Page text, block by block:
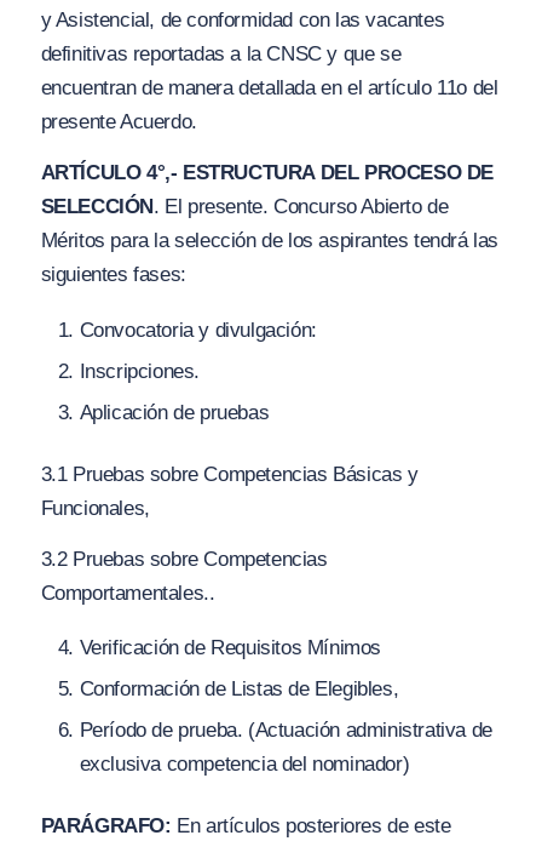
y Asistencial, de conformidad con las vacantes
definitivas reportadas a la CNSC y que se
encuentran de manera detallada en el artículo 11o del
presente Acuerdo.
ARTÍCULO 4°,- ESTRUCTURA DEL PROCESO DE
SELECCIÓN. El presente. Concurso Abierto de
Méritos para la selección de los aspirantes tendrá las
siguientes fases:
Convocatoria y divulgación:
Inscripciones.
Aplicación de pruebas
3.1 Pruebas sobre Competencias Básicas y
Funcionales,
3.2 Pruebas sobre Competencias
Comportamentales..
Verificación de Requisitos Mínimos
Conformación de Listas de Elegibles,
Período de prueba. (Actuación administrativa de
exclusiva competencia del nominador)
PARÁGRAFO: En artículos posteriores de este